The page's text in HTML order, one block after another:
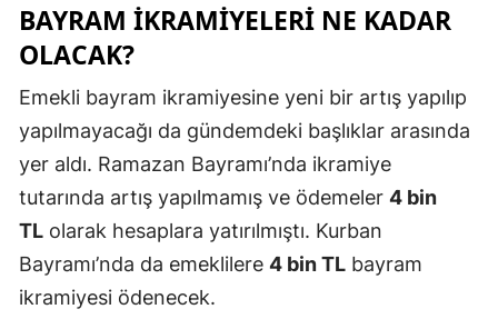
Giresun
Hakkari
Isparta
BAYRAM IKRAMIYELERI NE KADAR
OLACAK?
Emekli bayram ikramiyesine yeni bir artış yapılıp
yapılmayacağı da gündemdeki başlıklar arasında
yer aldı. Ramazan Bayramı’nda ikramiye
tutarında artış yapılmamış ve ödemeler 4 bin
TL olarak hesaplara yatırılmıştı. Kurban
Bayramı’nda da emeklilere 4 bin TL bayram
ikramiyesi ödenecek.